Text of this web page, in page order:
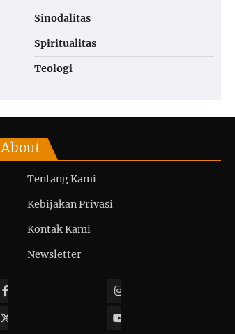
Sinodalitas
Spiritualitas
Teologi
About
Tentang Kami
Kebijakan Privasi
Kontak Kami
Newsletter